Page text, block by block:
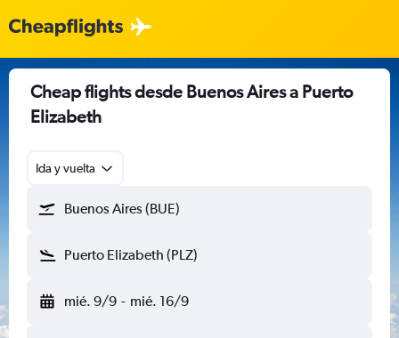
Cheap flights desde Buenos Aires a Puerto
Elizabeth
Ida y vuelta
Buenos Aires (BUE)
Puerto Elizabeth (PLZ)
mié. 9/9 - mié. 16/9